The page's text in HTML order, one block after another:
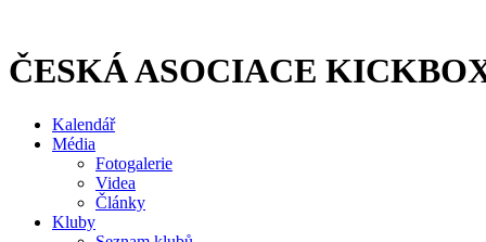
obsahu
ČESKÁ ASOCIACE
Kalendář
Média
Fotogalerie
Videa
Články
Kluby